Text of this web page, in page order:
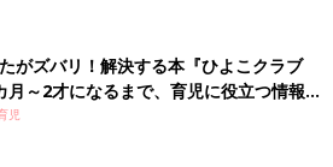
がズバリ！解決する本『ひよこクラブ
～2才になるまで、育児に役立つ情報が
児